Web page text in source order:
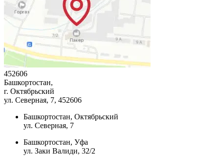
452606
Башкортостан,
г. Октябрьский
ул. Северная, 7, 452606
Башкортостан, Октябрьский
ул. Северная, 7
Башкортостан, Уфа
ул. Заки Валиди, 32/2